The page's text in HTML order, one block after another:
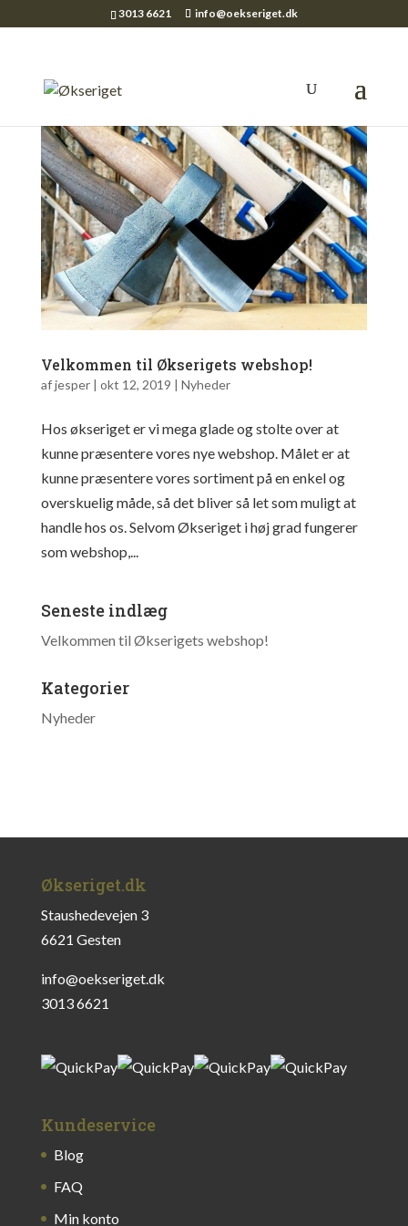
3013 6621 info@oekseriget.dk
Velkommen til Økserigets webshop!
afjesper| okt 12, 2019 | Nyheder
Hos økseriget er vi mega glade og stolte over at
kunne præsentere vores nye webshop. Målet er at
kunne præsentere vores sortiment på en enkel og
overskuelig måde, så det bliver så let som muligt at
handle hos os. Selvom Økseriget i høj grad fungerer
som webshop,...
Seneste indlæg
Velkommen til Økserigets webshop!
Kategorier
Nyheder
Økseriget.dk
Staushedevejen 3
6621 Gesten
info@oekseriget.dk
3013 6621
Kundeservice
Blog
FAQ
Min konto